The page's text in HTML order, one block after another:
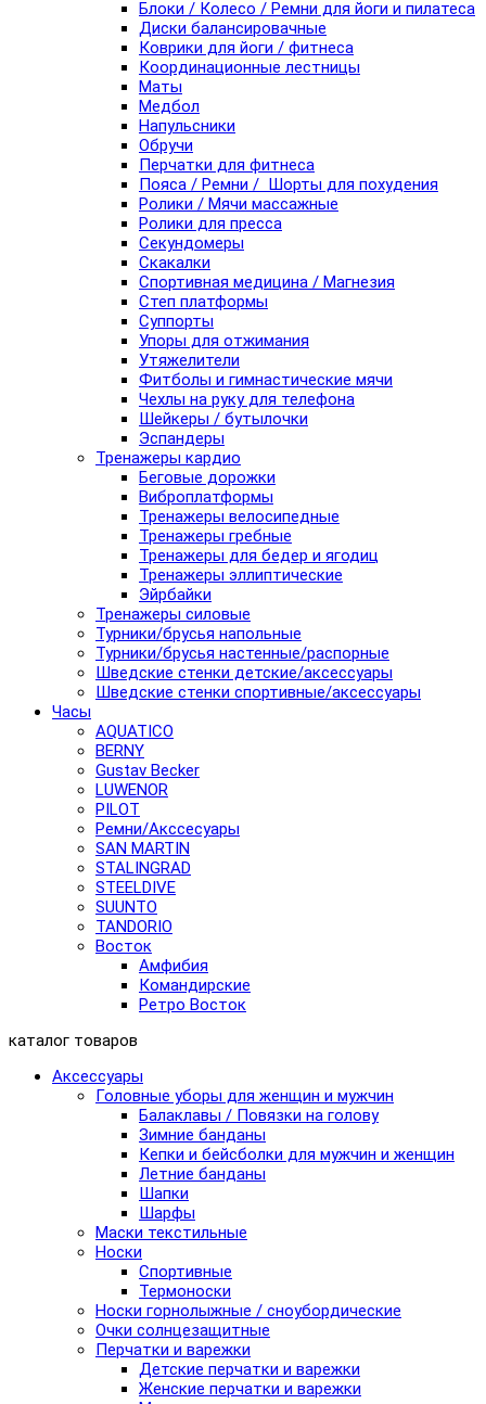
Блоки / Колесо / Ремни для йоги и пилатеса
Диски балансировачные
Коврики для йоги / фитнеса
Координационные лестницы
Маты
Медбол
Напульсники
Обручи
Перчатки для фитнеса
Пояса / Ремни / Шорты для похудения
Ролики / Мячи массажные
Ролики для пресса
Секундомеры
Скакалки
Спортивная медицина / Магнезия
Степ платформы
Суппорты
Упоры для отжимания
Утяжелители
Фитболы и гимнастические мячи
Чехлы на руку для телефона
Шейкеры / бутылочки
Эспандеры
Тренажеры кардио
Беговые дорожки
Виброплатформы
Тренажеры велосипедные
Тренажеры гребные
Тренажеры для бедер и ягодиц
Тренажеры эллиптические
Эйрбайки
Тренажеры силовые
Турники/брусья напольные
Турники/брусья настенные/распорные
Шведские стенки детские/аксессуары
Шведские стенки спортивные/аксессуары
Часы
AQUATICO
BERNY
Gustav Becker
LUWENOR
PILOT
Pемни/Акссесуары
SAN MARTIN
STALINGRAD
STEELDIVE
SUUNTO
TANDORIO
Восток
Амфибия
Командирские
Ретро Восток
каталог товаров
Аксессуары
Головные уборы для женщин и мужчин
Балаклавы / Повязки на голову
Зимние банданы
Кепки и бейсболки для мужчин и женщин
Летние банданы
Шапки
Шарфы
Маски текстильные
Носки
Спортивные
Термоноски
Носки горнолыжные / сноубордические
Очки солнцезащитные
Перчатки и варежки
Детские перчатки и варежки
Женские перчатки и варежки